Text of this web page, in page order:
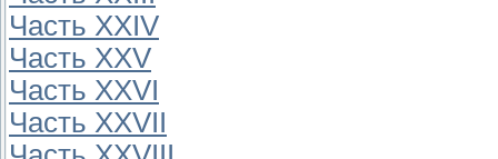
Часть XXIV
Часть XXV
Часть XXVI
Часть XXVII